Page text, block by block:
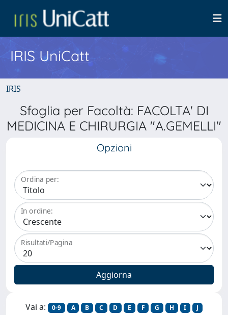
IRIS UniCatt
IRIS
Sfoglia per Facoltà: FACOLTA' DI
MEDICINA E CHIRURGIA "A.GEMELLI"
Opzioni
Ordina per:
In ordine:
Risultati/Pagina
Vai a: 0-9 A B C D E F G H I
J